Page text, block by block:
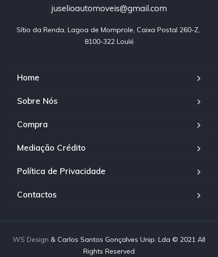
juselioautomoveis@gmail.com
Sítio da Renda, Lagoa de Momprole, Caixa Postal 260-Z,
8100-322 Loulé
Home
Sobre Nós
Compra
Mediação Crédito
Política de Privacidade
Contactos
WS Design & Carlos Santos Gonçalves Unip. Lda © 2021 All
Rights Reserved